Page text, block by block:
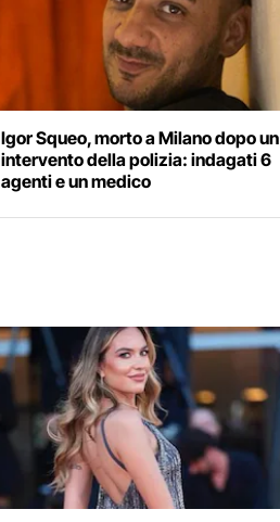
Igor Squeo, morto a Milano dopo un
intervento della polizia: indagati 6
agenti e un medico